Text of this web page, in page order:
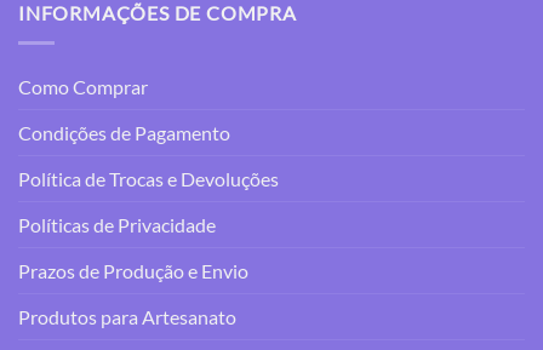
INFORMAÇÕES DE COMPRA
Como Comprar
Condições de Pagamento
Política de Trocas e Devoluções
Políticas de Privacidade
Prazos de Produção e Envio
Produtos para Artesanato